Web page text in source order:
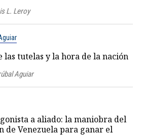
L. Leroy
las tutelas y la hora de la nación
Aguiar
a aliado: la maniobra del
de Venezuela para ganar el